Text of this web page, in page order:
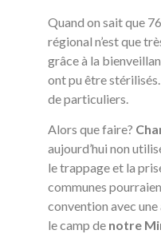
Quand on sait que
régional n’est que
grâce à la
ont pu être
de particuliers.
Alors que faire?
aujourd’hui non
le trappage et la
communes
convention avec
le camp de notre